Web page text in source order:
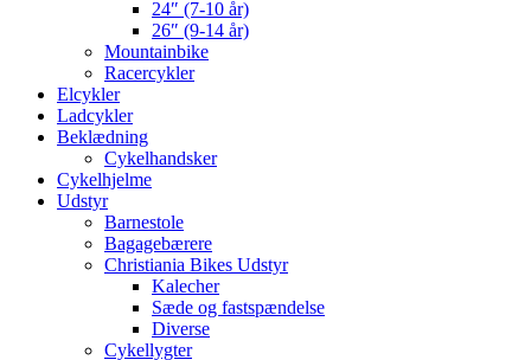
24″ (7-10 år)
26″ (9-14 år)
Mountainbike
Racercykler
Elcykler
Ladcykler
Beklædning
Cykelhandsker
Cykelhjelme
Udstyr
Barnestole
Bagagebærere
Christiania Bikes Udstyr
Kalecher
Sæde og fastspændelse
Diverse
Cykellygter